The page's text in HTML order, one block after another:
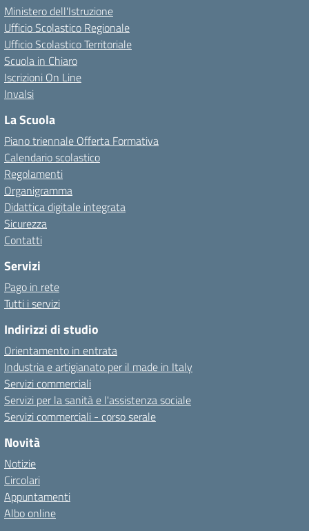
Ministero dell'Istruzione
Ufficio Scolastico Regionale
Ufficio Scolastico Territoriale
Scuola in Chiaro
Iscrizioni On Line
Invalsi
La Scuola
Piano triennale Offerta Formativa
Calendario scolastico
Regolamenti
Organigramma
Didattica digitale integrata
Sicurezza
Contatti
Servizi
Pago in rete
Tutti i servizi
Indirizzi di studio
Orientamento in entrata
Industria e artigianato per il made in Italy
Servizi commerciali
Servizi per la sanità e l'assistenza sociale
Servizi commerciali - corso serale
Novità
Notizie
Circolari
Appuntamenti
Albo online